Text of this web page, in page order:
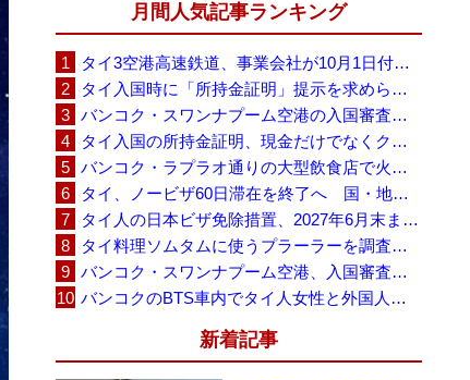
月間人気記事ランキング
タイ3空港高速鉄道、事業会社が10月1日付の契約終了を通知 「現時点での撤退決定ではない」
タイ入国時に「所持金証明」提示を求められる場合も、タイ政府観光庁が外国人旅行者に再周知
バンコク・スワンナプーム空港の入国審査に長蛇の列、SNSで「3～4時間待ち」との投稿が拡散
タイ入国の所持金証明、現金だけでなくクレジットカードや銀行明細も提示可能
バンコク・ラプラオ通りの大型飲食店で火災、27人死亡・多数負傷
タイ、ノービザ60日滞在を終了へ 国・地域別に30日・15日へ再編
タイ人の日本ビザ免除措置、2027年6月末まで延長 不安広がる中でひとまず安堵
タイ料理ソムタムに使うプラーラーを調査へ、大学新入生4,233人が肝吸虫感染
バンコク・スワンナプーム空港、入国審査で2～3時間待ちの時間帯も 審査厳格化と人員不足が影響か
バンコクのBTS車内でタイ人女性と外国人学生グループが口論、騒音めぐる動画が拡散
新着記事